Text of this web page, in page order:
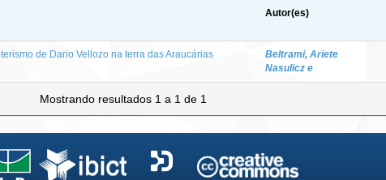
Autor(es)
de Dario Vellozo na terra das Araucárias
Beltrami, Ariete
Nasulicz e
Mostrando resultados 1 a 1 de 1